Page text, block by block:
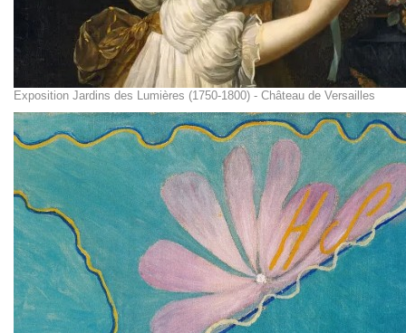
Exposition Jardins des Lumières (1750-1800) - Château de Versailles